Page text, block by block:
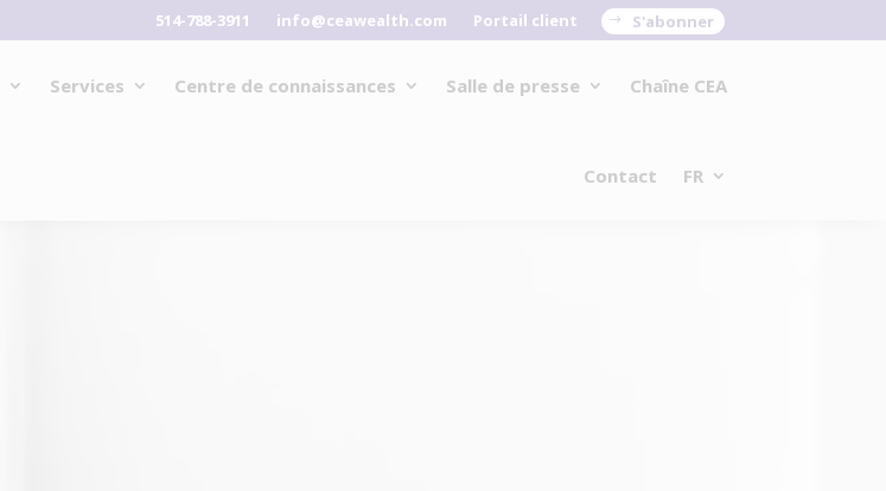
514-788-3911 info@ceawealth.com Portail client S'abonner
Services Centre de connaissances Salle de presse Chaîne CEA
Contact FR